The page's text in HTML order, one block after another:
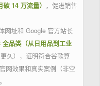
14 万流量） ，促进销售
网址和 Google 官方站长
品类（从日用品到工业
久），证明符合谷歌算
网效果和真实案例（非空